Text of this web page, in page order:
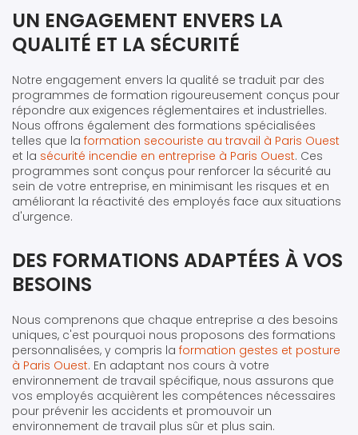
UN ENGAGEMENT ENVERS LA
QUALITÉ ET LA SÉCURITÉ
Notre engagement envers la qualité se traduit par des
programmes de formation rigoureusement conçus pour
répondre aux exigences réglementaires et industrielles.
Nous offrons également des formations spécialisées
telles que la formation secouriste au travail à Paris Ouest
et la sécurité incendie en entreprise à Paris Ouest. Ces
programmes sont conçus pour renforcer la sécurité au
sein de votre entreprise, en minimisant les risques et en
améliorant la réactivité des employés face aux situations
d'urgence.
DES FORMATIONS ADAPTÉES À VOS
BESOINS
Nous comprenons que chaque entreprise a des besoins
uniques, c'est pourquoi nous proposons des formations
personnalisées, y compris la formation gestes et posture
à Paris Ouest. En adaptant nos cours à votre
environnement de travail spécifique, nous assurons que
vos employés acquièrent les compétences nécessaires
pour prévenir les accidents et promouvoir un
environnement de travail plus sûr et plus sain.